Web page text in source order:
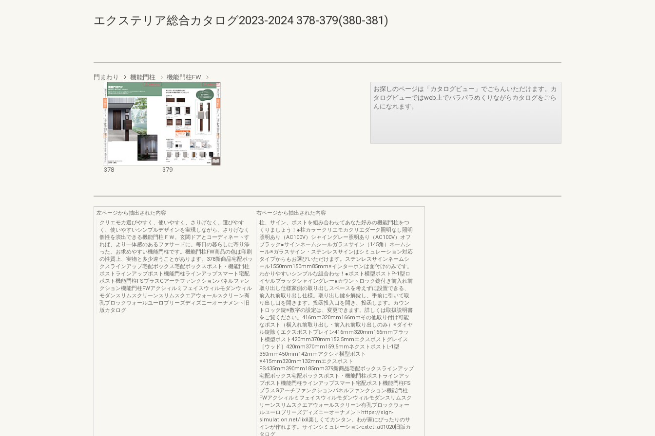
エクステリア総合カタログ2023-2024 378-379(380-381)
門まわり 機能門柱 機能門柱FW
378 379
お探しのページは「カタログビュー」でごらんいただけます。カ
タログビューではweb上でパラパラめくりながらカタログをごら
んになれます。
左ページから抽出された内容
クリエモカ選びやすく、使いやすく、さりげなく。選びやす
く、使いやすいシンプルデザインを実現しながら、さりげなく
個性を演出できる機能門柱ＦＷ。玄関ドアとコーディネートす
れば、より一体感のあるファサードに。毎日の暮らしに寄り添
った、お求めやすい機能門柱です。機能門柱FW商品の色は印刷
の性質上、実物と多少違うことがあります。378新商品宅配ボッ
クスラインアップ宅配ボックス宅配ボックスポスト・機能門柱
ポストラインアップポスト機能門柱ラインアップスマート宅配
ポスト機能門柱FSプラスGアーチファンクションパネルファン
クション機能門柱FWアクシィルミフェイスウィルモダンウィル
モダンスリムスクリーンスリムスクエアウォールスクリーン有
孔ブロックウォールユーロブリーズディズニーオーナメント旧
版カタログ
右ページから抽出された内容
柱、サイン、ポストを組み合わせてあなた好みの機能門柱をつ
くりましょう！●柱カラークリエモカクリエダーク照明なし照明
照明あり（AC100V）シャイングレー照明あり（AC100V）オフ
ブラック●サインネームシールガラスサイン（145角）ネームシ
ール※ガラスサイン・ステンレスサインはシミュレーション対応
タイプからもお選びいただけます。ステンレスサインネームシ
ール1550mm150mm85mm※インターホンは面付けのみです。
わかりやすいシンプルな組合わせ！●ポスト横型ポストP-1型ロ
イヤルブラックシャイングレー●カウントロック錠付き前入れ前
取り出し仕様家側の取り出しスペースを考えずに設置できる、
前入れ前取り出し仕様。取り出し鍵を解錠し、手前に引いて取
り出し口を開きます。投函投入口を開き、投函します。カウン
トロック錠※数字の設定は、変更できます。詳しくは取扱説明書
をご覧ください。416mm320mm166mmその他取り付け可能
なポスト（横入れ前取り出し・前入れ前取り出しのみ）※ダイヤ
ル錠除くエクスポストプレイン416mm320mm166mmフラッ
ト横型ポスト420mm370mm152.5mmエクスポストグレイス
［ウッド］420mm370mm159.5mmネクストポストL-1型
350mm450mm142mmアクシィ横型ポスト
※415mm320mm132mmエクスポスト
FS435mm390mm185mm379新商品宅配ボックスラインアップ
宅配ボックス宅配ボックスポスト・機能門柱ポストラインアッ
プポスト機能門柱ラインアップスマート宅配ポスト機能門柱FS
プラスGアーチファンクションパネルファンクション機能門柱
FWアクシィルミフェイスウィルモダンウィルモダンスリムスク
リーンスリムスクエアウォールスクリーン有孔ブロックウォー
ルユーロブリーズディズニーオーナメントhttps://sign-
simulation.net/lixil楽しくてカンタン。わが家にぴったりのサ
インが作れます。サインシミュレーションextct_a01020旧版カ
タログ